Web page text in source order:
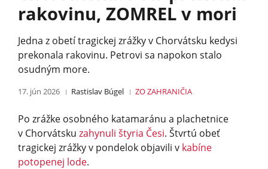
rakovinu, ZOMREL v mori
Jedna z obetí tragickej zrážky v Chorvátsku kedysi
prekonala rakovinu. Petrovi sa napokon stalo
osudným more.
17. jún 2026 Rastislav Búgel ZO ZAHRANIČIA
Po zrážke osobného katamaránu a plachetnice
v Chorvátsku zahynuli štyria Česi. Štvrtú obeť
tragickej zrážky v pondelok objavili v kabíne
potopenej lode.